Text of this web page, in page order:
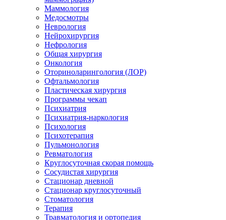
Маммология
Медосмотры
Неврология
Нейрохирургия
Нефрология
Общая хирургия
Онкология
Оториноларингология (ЛОР)
Офтальмология
Пластическая хирургия
Программы чекап
Психиатрия
Психиатрия-наркология
Психология
Психотерапия
Пульмонология
Ревматология
Круглосуточная скорая помощь
Сосудистая хирургия
Стационар дневной
Стационар круглосуточный
Стоматология
Терапия
Травматология и ортопедия